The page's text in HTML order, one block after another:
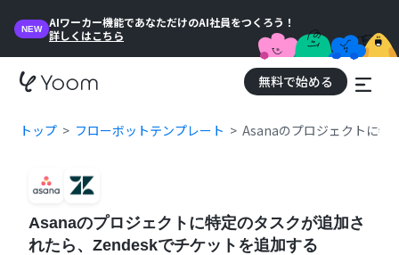
NEW
AIワーカー機能であなただけのAI社員をつくろう！
詳しくはこちら
無料で始める
トップ フローボットテンプレート Asanaのプロジェクトに特
Asanaのプロジェクトに特定のタスクが追加さ
れたら、Zendeskでチケットを追加する